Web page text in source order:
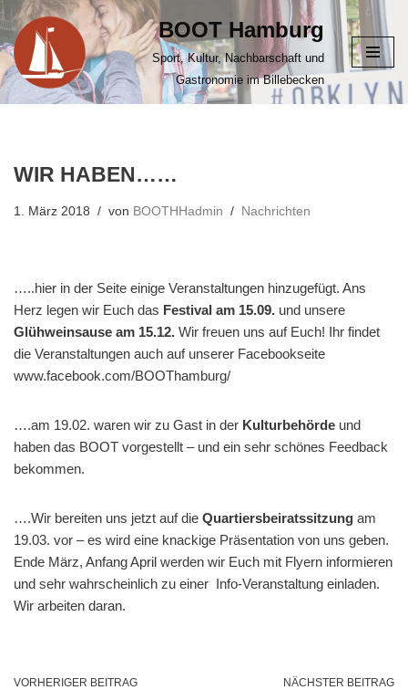
Zum
Inhalt
springen
BOOT Hamburg
Sport, Kultur, Nachbarschaft und
Gastronomie im Billebecken
WIR HABEN……
1. März 2018 von BOOTHHadmin Nachrichten
…..hier in der Seite einige Veranstaltungen hinzugefügt. Ans
Herz legen wir Euch das Festival am 15.09. und unsere
Glühweinsause am 15.12. Wir freuen uns auf Euch! Ihr findet
die Veranstaltungen auch auf unserer Facebookseite
www.facebook.com/BOOThamburg/
….am 19.02. waren wir zu Gast in der Kulturbehörde und
haben das BOOT vorgestellt – und ein sehr schönes Feedback
bekommen.
….Wir bereiten uns jetzt auf die Quartiersbeiratssitzung am
19.03. vor – es wird eine knackige Präsentation von uns geben.
Ende März, Anfang April werden wir Euch mit Flyern informieren
und sehr wahrscheinlich zu einer Info-Veranstaltung einladen.
Wir arbeiten daran.
VORHERIGER BEITRAG NÄCHSTER BEITRAG